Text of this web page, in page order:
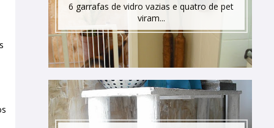
6 garrafas de vidro vazias e quatro de pet
viram...